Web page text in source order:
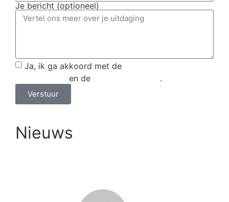
Je bericht (optioneel)
Ja, ik ga akkoord met de
en de .
Verstuur
Nieuws